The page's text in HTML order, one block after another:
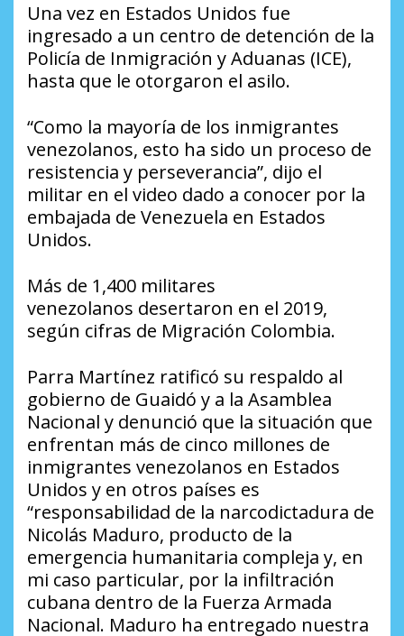
Una vez en Estados Unidos fue
ingresado a un centro de detención de la
Policía de Inmigración y Aduanas (ICE),
hasta que le otorgaron el asilo.
“Como la mayoría de los inmigrantes
venezolanos, esto ha sido un proceso de
resistencia y perseverancia”, dijo el
militar en el video dado a conocer por la
embajada de Venezuela en Estados
Unidos.
Más de 1,400 militares
venezolanos desertaron en el 2019,
según cifras de Migración Colombia.
Parra Martínez ratificó su respaldo al
gobierno de Guaidó y a la Asamblea
Nacional y denunció que la situación que
enfrentan más de cinco millones de
inmigrantes venezolanos en Estados
Unidos y en otros países es
“responsabilidad de la narcodictadura de
Nicolás Maduro, producto de la
emergencia humanitaria compleja y, en
mi caso particular, por la infiltración
cubana dentro de la Fuerza Armada
Nacional. Maduro ha entregado nuestra